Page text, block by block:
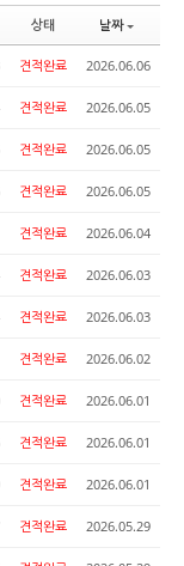
상태 날짜
견적완료 2026.06.06
견적완료 2026.06.05
견적완료 2026.06.05
견적완료 2026.06.05
견적완료 2026.06.04
견적완료 2026.06.03
견적완료 2026.06.03
견적완료 2026.06.02
견적완료 2026.06.01
견적완료 2026.06.01
견적완료 2026.06.01
견적완료 2026.05.29